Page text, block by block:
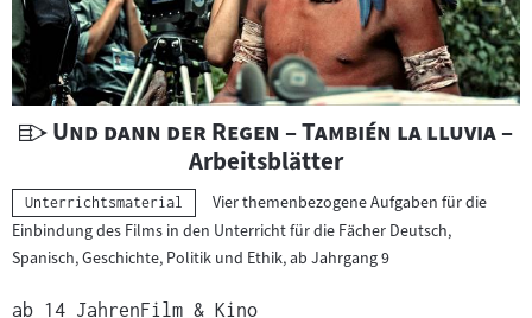
U
t
e
r
i
"
Und dann der Regen – También la lluvia"–
Arbeitsblätter
Kategorie:
Unterrichtsmaterial
Vier themenbezogene Aufgaben für die
Einbindung des Films in den Unterricht für die Fächer Deutsch,
Spanisch, Geschichte, Politik und Ethik, ab Jahrgang 9
ab 14 JahrenFilm & Kino